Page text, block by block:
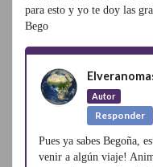
para esto y yo te doy las
Bego
Autor
Responder
Pues ya sabes Begoña,
venir a algún viaje!